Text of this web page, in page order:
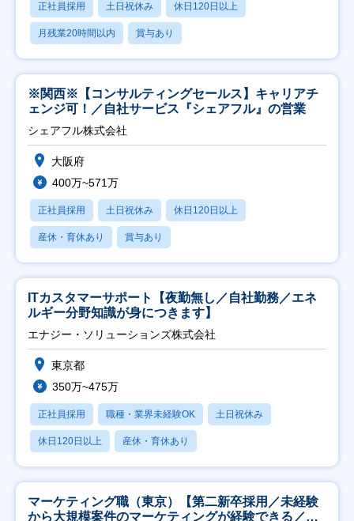
正社員採用 土日祝休み 休日120日以上
月残業20時間以内 賞与あり
※関西※【コンサルティングセールス】キャリアチ
ェンジ可！／自社サービス『シェアフル』の営業
シェアフル株式会社
大阪府
400万~571万
正社員採用 土日祝休み 休日120日以上
産休・育休あり 賞与あり
ITカスタマーサポート【夜勤無し／自社勤務／エネ
ルギー分野知識が身につきます】
エナジー・ソリューションズ株式会社
東京都
350万~475万
正社員採用 職種・業界未経験OK 土日祝休み
休日120日以上 産休・育休あり
マーケティング職（東京）【第二新卒採用／未経験
から大規模案件のマーケティングが経験できる／研